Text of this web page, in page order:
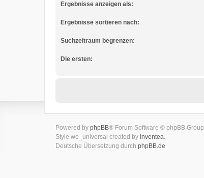
Ergebnisse anzeigen als:
Ergebnisse sortieren nach:
Suchzeitraum begrenzen:
Die ersten:
Powered by phpBB® Forum Software © phpBB Group
Style we_universal created by Inventea.
Deutsche Übersetzung durch phpBB.de